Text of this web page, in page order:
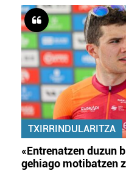
TXIRRINDULARITZA
«Entrenatzen duzun
gehiago motibatzen